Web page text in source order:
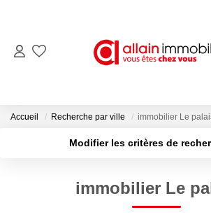
LOCATIONS
SYNDIC
Accueil Recherche par ville immobilier Le
Modifier les critères de
Surface min
immobilier Le